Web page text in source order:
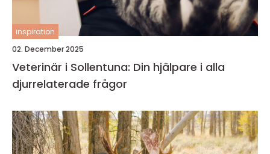
inspiration
02. December 2025
Veterinär i Sollentuna: Din hjälpare i alla
djurrelaterade frågor